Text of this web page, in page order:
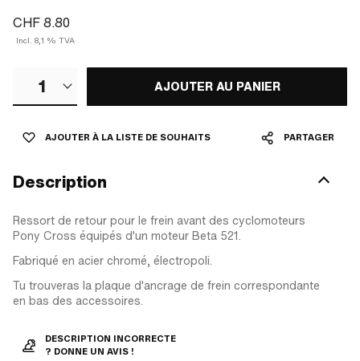
CHF 8.80
Incl. 8,1 % TVA
1 AJOUTER AU PANIER
AJOUTER À LA LISTE DE SOUHAITS PARTAGER
Description
Ressort de retour pour le frein avant des cyclomoteurs
Pony Cross équipés d'un moteur Beta 521.
Fabriqué en acier chromé, électropoli.
Tu trouveras la plaque d'ancrage de frein correspondante
en bas des accessoires.
DESCRIPTION INCORRECTE
? DONNE UN AVIS !